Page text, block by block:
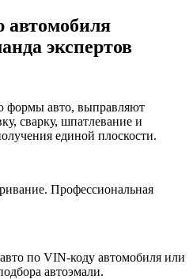
автомобиля
экспертов
формы авто, выправляют
сварку, шпатлевание и
единой плоскости.
Профессиональная
по VIN-коду автомобиля или
автоэмали.